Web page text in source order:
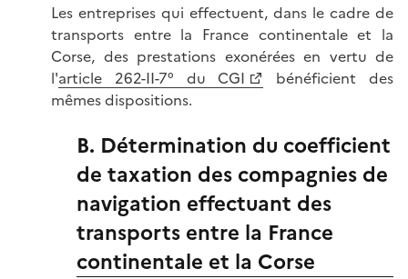
Les entreprises qui effectuent, dans le cadre de
transports entre la France continentale et la
Corse, des prestations exonérées en vertu de
l'article 262-II-7° du CGI
bénéficient des
mêmes dispositions.
B. Détermination du coefficient
de taxation des compagnies de
navigation effectuant des
transports entre la France
continentale et la Corse